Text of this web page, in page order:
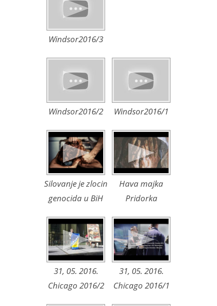
Windsor2016/3
Windsor2016/2 Windsor2016/1
Silovanje je zlocin
genocida u BiH
Hava majka
Pridorka
31, 05. 2016.
Chicago 2016/2
31, 05. 2016.
Chicago 2016/1